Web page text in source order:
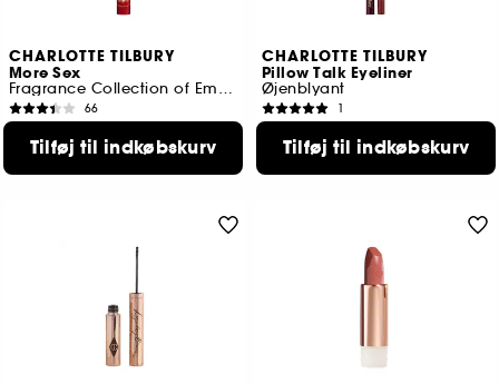
CHARLOTTE TILBURY
More Sex
Fragrance Collection of Emotions
66
2 størrelser tilgængelige
Tilføj til indkøbskurv
CHARLOTTE TILBURY
Pillow Talk Eyeliner
Øjenblyant
1
Tilføj til indkøbskurv